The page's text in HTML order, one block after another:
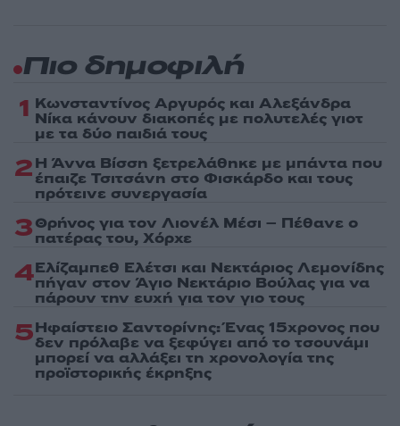
Πιο δημοφιλή
1 Κωνσταντίνος Αργυρός και Αλεξάνδρα
Νίκα κάνουν διακοπές με πολυτελές γιοτ
με τα δύο παιδιά τους
2Η Άννα Βίσση ξετρελάθηκε με μπάντα που
έπαιζε Τσιτσάνη στο Φισκάρδο και τους
πρότεινε συνεργασία
3Θρήνος για τον Λιονέλ Μέσι – Πέθανε ο
πατέρας του, Χόρχε
4Ελίζαμπεθ Ελέτσι και Νεκτάριος Λεμονίδης
πήγαν στον Άγιο Νεκτάριο Βούλας για να
πάρουν την ευχή για τον γιο τους
5Ηφαίστειο Σαντορίνης: Ένας 15χρονος που
δεν πρόλαβε να ξεφύγει από το τσουνάμι
μπορεί να αλλάξει τη χρονολογία της
προϊστορικής έκρηξης